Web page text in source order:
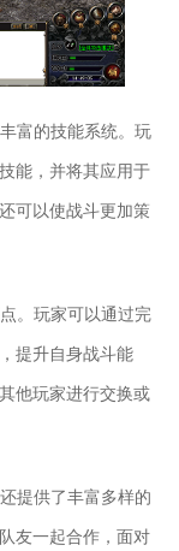
富的技能系统。玩
能，并将其应用于
可以使战斗更加策
。玩家可以通过完
提升自身战斗能
他玩家进行交换或
提供了丰富多样的
友一起合作，面对